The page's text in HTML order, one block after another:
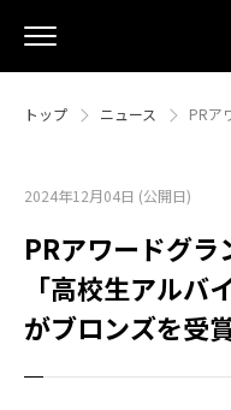
トップ ニュース PRア
2024年12月04日 (公開日)
PRアワードグ
「高校生アルバ
がブロンズを受